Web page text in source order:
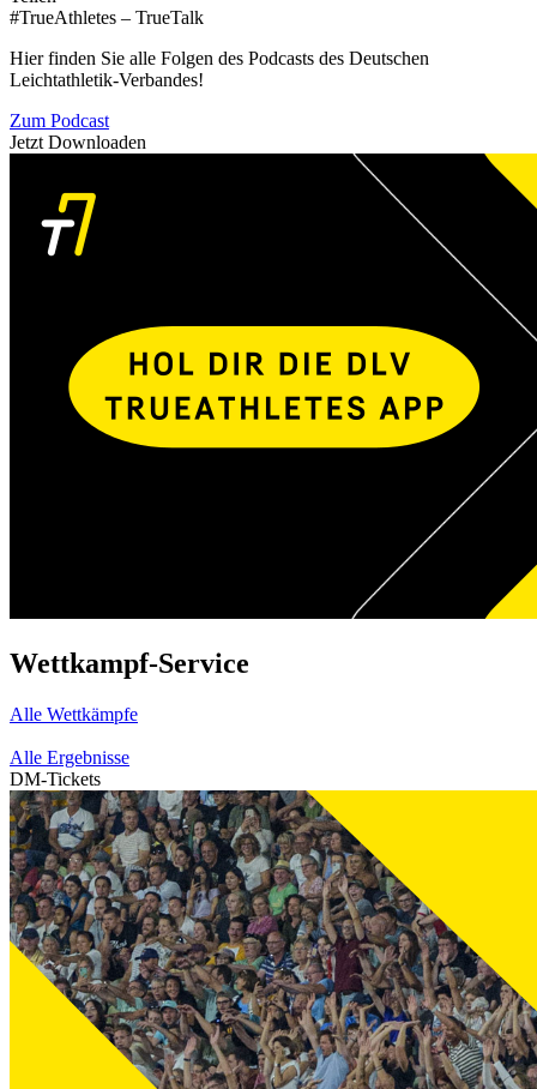
#TrueAthletes – TrueTalk
Hier finden Sie alle Folgen des Podcasts des Deutschen
Leichtathletik-Verbandes!
Zum Podcast
Jetzt Downloaden
Wettkampf-Service
Alle Wettkämpfe
Alle Ergebnisse
DM-Tickets